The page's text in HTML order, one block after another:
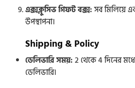
এক্সক্লুসিভ গিফট বক্স:সব মিলিয়ে
উপস্থাপনা।
Shipping & Policy
ডেলিভারি সময়:2 থেকে 4 দিনের
ডেলিভারি।